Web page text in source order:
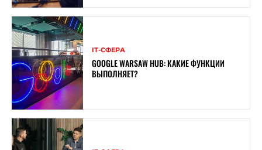
ІТ-СФЕРА
GOOGLE WARSAW HUB: КАКИЕ ФУНКЦИИ
ВЫПОЛНЯЕТ?